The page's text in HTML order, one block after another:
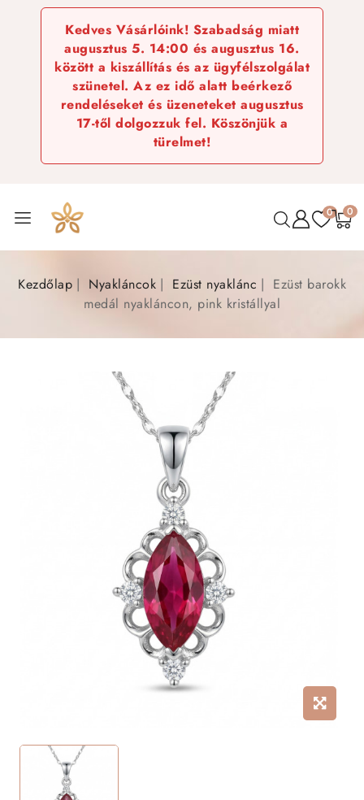
Kedves Vásárlóink! Szabadság miatt
augusztus 5. 14:00 és augusztus 16.
között a kiszállítás és az ügyfélszolgálat
szünetel. Az ez idő alatt beérkező
rendeléseket és üzeneteket augusztus
17-től dolgozzuk fel. Köszönjük a
türelmet!
0 0
Kezdőlap Nyakláncok Ezüst nyaklánc
Ezüst barokk
medál nyakláncon, pink kristállyal